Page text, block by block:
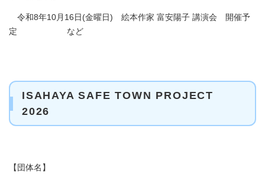
令和8年10月16日(金曜日) 絵本作家 富安陽子 講演会 開催予
定 など
ISAHAYA SAFE TOWN PROJECT
2026
【団体名】